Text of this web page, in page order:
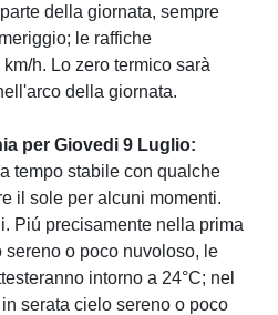
della giornata, sempre
le raffiche
h. Lo zero termico sarà
della giornata.
per Giovedi 9 Luglio:
tempo stabile con qualche
il sole per alcuni momenti.
Piú precisamente nella prima
o poco nuvoloso, le
intorno a 24°C; nel
serata cielo sereno o poco